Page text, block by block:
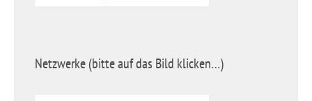
Netzwerke (bitte auf das Bild klicken…)